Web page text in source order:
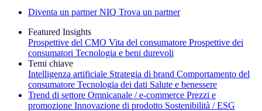
Diventa un partner NIQ Trova un partner
Featured Insights
Prospettive del CMO Vita del consumatore Prospettive dei
consumatori Tecnologia e beni durevoli
Temi chiave
Intelligenza artificiale Strategia di brand Comportamento del
consumatore Tecnologia dei dati Salute e benessere
Trend di settore Omnicanale / e‑commerce Prezzi e
promozione Innovazione di prodotto Sostenibilità / ESG